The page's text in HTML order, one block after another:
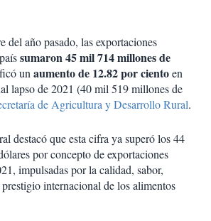
del año pasado, las exportaciones
sumaron 45 mil 714 millones de
unaumento de 12.82 por cientoen
lapso de 2021 (40 mil 519 millones de
de Agricultura y Desarrollo Rural.
destacó que esta cifra ya superó los 44
por concepto de exportaciones
impulsadas por la calidad, sabor,
internacional de los alimentos